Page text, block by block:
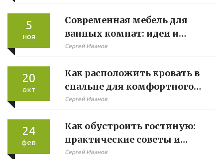
5
ноя
Современная мебель для
ванных комнат: идеи и
советы
Сергей Иванов
20
окт
Как расположить кровать в
спальне для комфортного
сна
Сергей Иванов
24
фев
Как обустроить гостиную:
практические советы и
идеи
Сергей Иванов